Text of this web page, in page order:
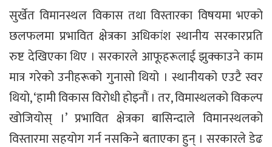
सुर्खेत विमानस्थल विकास तथा विस्तारका विषयमा भएको
छलफलमा प्रभावित क्षेत्रका अधिकांश स्थानीय सरकारप्रति
रुष्ट देखिएका थिए । सरकारले आफूहरूलाई झुक्काउने काम
मात्र गरेको उनीहरूको गुनासो थियो । स्थानीयको एउटै स्वर
थियो, ‘हामी विकास विरोधी होइनौं । तर, विमास्थलको विकल्प
खोजियोस् ।’ प्रभावित क्षेत्रका बासिन्दाले विमानस्थलको
विस्तारमा सहयोग गर्न नसकिने बताएका हुन् । सरकारले डेढ